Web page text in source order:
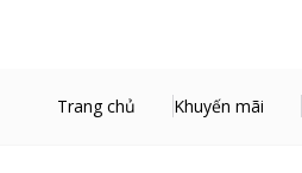
Trang chủ Khuyến mãi